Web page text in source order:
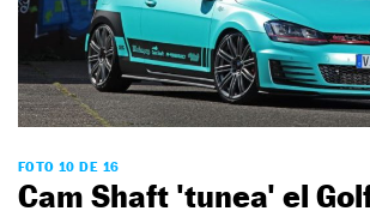
FOTO 10 DE 16
Cam Shaft 'tunea' el